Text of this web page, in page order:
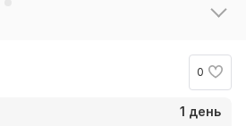
0
1 день